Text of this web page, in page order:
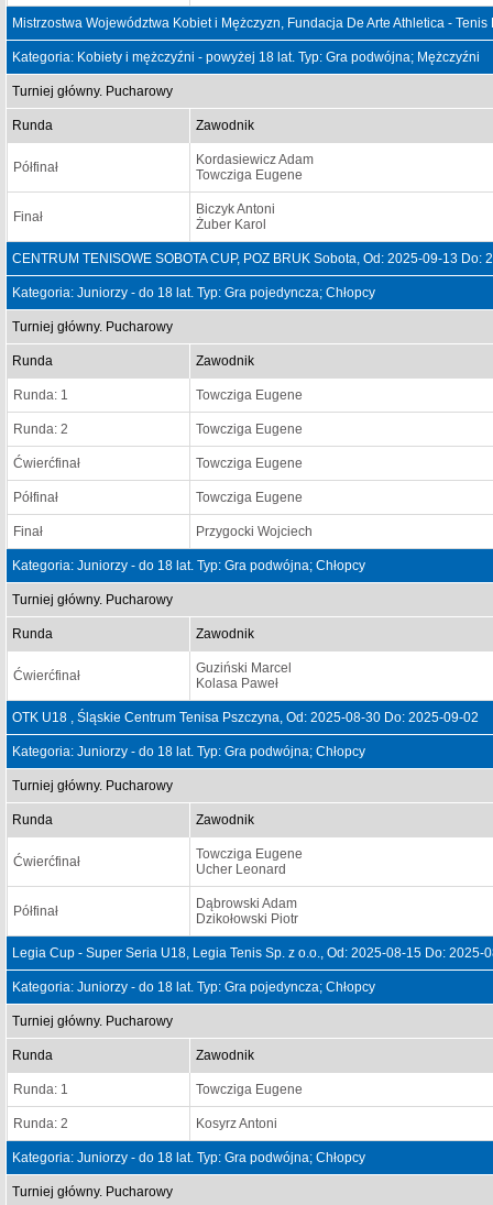
Mistrzostwa Województwa Kobiet i Mężczyzn, Fundacja De Arte Athletica -
Kategoria: Kobiety i mężczyźni - powyżej 18 lat. Typ: Gra podwójna; Mężczyźni
Turniej główny. Pucharowy
Runda Zawodnik
Półfinał
Kordasiewicz Adam
Towcziga Eugene
Finał
Biczyk Antoni
Żuber Karol
CENTRUM TENISOWE SOBOTA CUP, POZ BRUK Sobota, Od: 2025-09-13 Do:
Kategoria: Juniorzy - do 18 lat. Typ: Gra pojedyncza; Chłopcy
Turniej główny. Pucharowy
Runda Zawodnik
Runda: 1 Towcziga Eugene
Runda: 2 Towcziga Eugene
Ćwierćfinał Towcziga Eugene
Półfinał Towcziga Eugene
Finał Przygocki Wojciech
Kategoria: Juniorzy - do 18 lat. Typ: Gra podwójna; Chłopcy
Turniej główny. Pucharowy
Runda Zawodnik
Ćwierćfinał
Guziński Marcel
Kolasa Paweł
OTK U18 , Śląskie Centrum Tenisa Pszczyna, Od: 2025-08-30 Do: 2025-09-02
Kategoria: Juniorzy - do 18 lat. Typ: Gra podwójna; Chłopcy
Turniej główny. Pucharowy
Runda Zawodnik
Ćwierćfinał
Towcziga Eugene
Ucher Leonard
Półfinał
Dąbrowski Adam
Dzikołowski Piotr
Legia Cup - Super Seria U18, Legia Tenis Sp. z o.o., Od: 2025-08-15 Do: 2025-
Kategoria: Juniorzy - do 18 lat. Typ: Gra pojedyncza; Chłopcy
Turniej główny. Pucharowy
Runda Zawodnik
Runda: 1 Towcziga Eugene
Runda: 2 Kosyrz Antoni
Kategoria: Juniorzy - do 18 lat. Typ: Gra podwójna; Chłopcy
Turniej główny. Pucharowy